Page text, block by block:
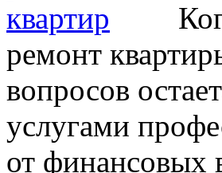
ремонт
вопросов
услугами
от финансовых